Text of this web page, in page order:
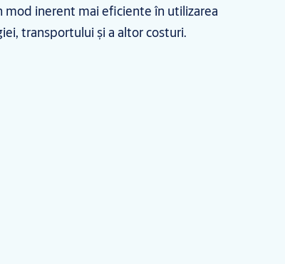
mod inerent mai eficiente în utilizarea
transportului și a altor costuri.